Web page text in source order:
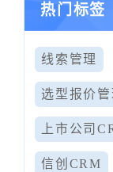
热门标签
线索管理
选型报价管
上市公司
信创CRM